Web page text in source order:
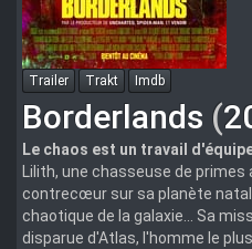
Trailer Trakt Imdb
Borderlands (
Le chaos est un travail
Lilith, une chasseuse de
contrecœur sur sa planète
chaotique de la galaxie… Sa
disparue d'Atlas, l'homme le